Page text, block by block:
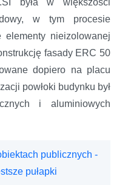
w tym procesie
elementy nieizolowanej
fasady ERC 50
dopiero na placu
powłoki budynku był
i aluminiowych
publicznych -
pułapki